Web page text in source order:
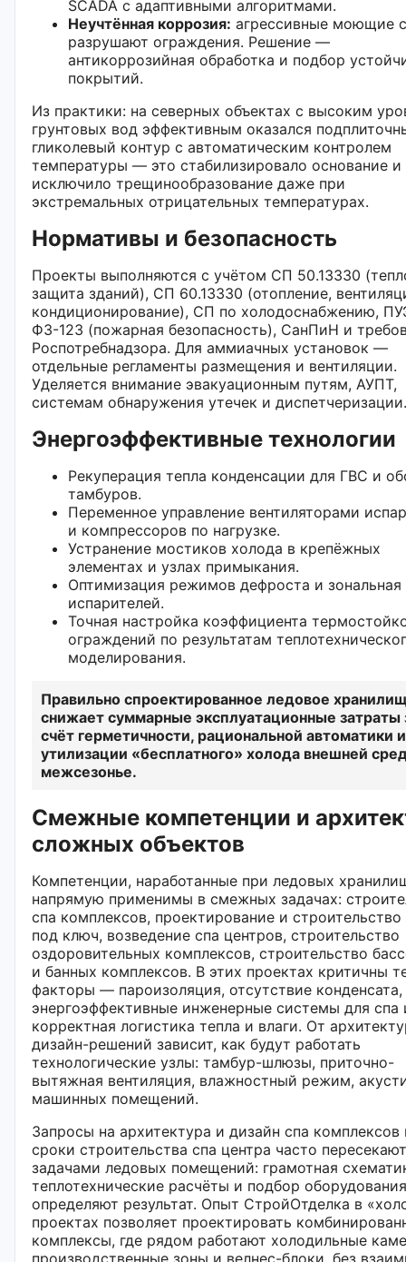
SCADA с адаптивными алгоритмами.
Неучтённая коррозия: агрессивные моющие
разрушают ограждения. Решение —
антикоррозийная обработка и подбор
покрытий.
Из практики: на северных объектах с высоким
грунтовых вод эффективным оказался
гликолевый контур с автоматическим контролем
температуры — это стабилизировало основание и
исключило трещинообразование даже при
экстремальных отрицательных температурах.
Нормативы и безопасность
Проекты выполняются с учётом СП 50.13330
защита зданий), СП 60.13330 (отопление,
кондиционирование), СП по холодоснабжению,
ФЗ-123 (пожарная безопасность), СанПиН и
Роспотребнадзора. Для аммиачных установок —
отдельные регламенты размещения и вентиляции.
Уделяется внимание эвакуационным путям, АУПТ,
системам обнаружения утечек и диспетчеризации.
Энергоэффективные технологии
Рекуперация тепла конденсации для ГВС и
тамбуров.
Переменное управление вентиляторами
и компрессоров по нагрузке.
Устранение мостиков холода в крепёжных
элементах и узлах примыкания.
Оптимизация режимов дефроста и зональная
испарителей.
Точная настройка коэффициента
ограждений по результатам
моделирования.
Правильно спроектированное ледовое
снижает суммарные эксплуатационные затраты
счёт герметичности, рациональной автоматики и
утилизации «бесплатного» холода внешней
межсезонье.
Смежные компетенции и
сложных объектов
Компетенции, наработанные при ледовых
напрямую применимы в смежных задачах:
спа комплексов, проектирование и строительство
под ключ, возведение спа центров, строительство
оздоровительных комплексов, строительство
и банных комплексов. В этих проектах критичны
факторы — пароизоляция, отсутствие конденсата,
энергоэффективные инженерные системы для спа
корректная логистика тепла и влаги. От
дизайн-решений зависит, как будут работать
технологические узлы: тамбур-шлюзы, приточно-
вытяжная вентиляция, влажностный режим,
машинных помещений.
Запросы на архитектура и дизайн спа комплексов
сроки строительства спа центра часто
задачами ледовых помещений: грамотная
теплотехнические расчёты и подбор оборудования
определяют результат. Опыт СтройОтделка в
проектах позволяет проектировать
комплексы, где рядом работают холодильные
производственные зоны и велнес-блоки, без